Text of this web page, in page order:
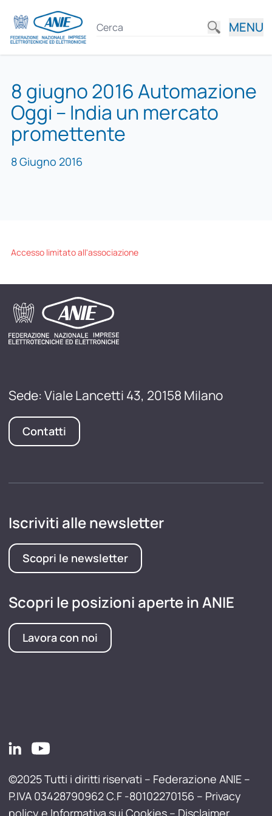
MENU
8 giugno 2016 Automazione
Oggi – India un mercato
promettente
8 Giugno 2016
Accesso limitato all'associazione
Sede: Viale Lancetti 43, 20158 Milano
Contatti
Iscriviti alle newsletter
Scopri le newsletter
Scopri le posizioni aperte in ANIE
Lavora con noi
©2025 Tutti i diritti riservati – Federazione ANIE –
P.IVA 03428790962 C.F -80102270156 – Privacy